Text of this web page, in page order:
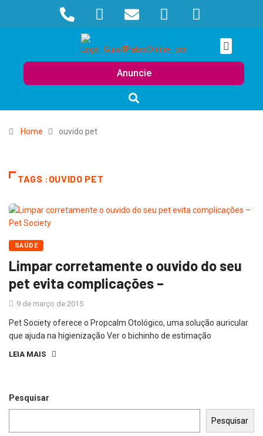
Anuncie
Home ouvido pet
TAGS :OUVIDO PET
SAÚDE
Limpar corretamente o ouvido do seu
pet evita complicações –
9 de março de 2015
Pet Society oferece o Propcalm Otológico, uma solução auricular
que ajuda na higienização Ver o bichinho de estimação
LEIA MAIS
Pesquisar
Pesquisar